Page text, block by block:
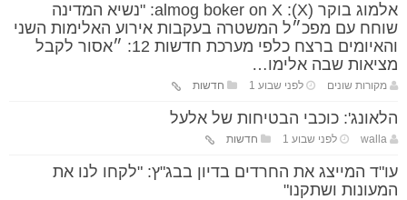
אלמוג בוקר (X): almog boker on X: "נשיא המדינה
שוחח עם מפכ״ל המשטרה בעקבות אירוע האלימות השני
והאיומים ברצח כלפי מערכת חדשות 12: ״אסור לקבל
מציאות שבה אלימו…
מקורות שונים לפני שבוע 1 חדשות
הלאונג': כוכבי הבטיחות של אלעל
walla לפני שבוע 1 חדשות
עו"ד המייצג את החרדים בדיון בבג"ץ: "לקחו לנו את
המעונות ושתקנו"